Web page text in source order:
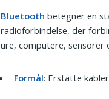
Bluetooth betegner en
radioforbindelse, der
ure, computere,
Formål: Erstatte